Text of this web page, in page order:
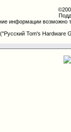
информации возможно
Tom's Hardware